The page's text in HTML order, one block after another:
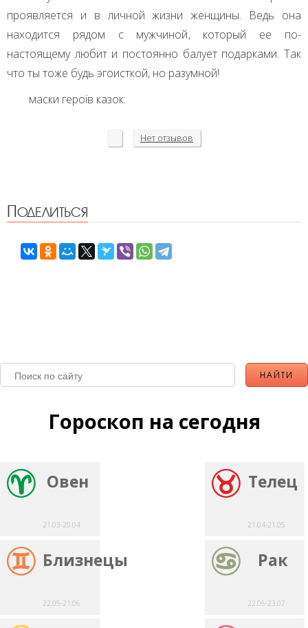
проявляется и в личной жизни женщины. Ведь она
находится рядом с мужчиной, который ее по-
настоящему любит и постоянно балует подарками. Так
что ты тоже будь эгоисткой, но разумной!
маски героїв казок:
Нет отзывов
Поделиться
Гороскоп на сегодня
Овен
21.03-20.04
Телец
21.04-21.05
Близнецы
22.05-21.06
Рак
22.06-23.07